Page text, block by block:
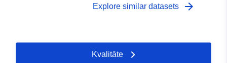
Explore similar datasets arrow_forward
Kvalitāte